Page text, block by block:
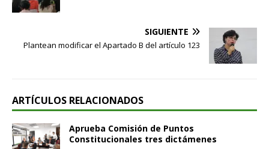
SIGUIENTE
Plantean modificar el Apartado B del artículo 123
ARTÍCULOS RELACIONADOS
Aprueba Comisión de Puntos
Constitucionales tres dictámenes